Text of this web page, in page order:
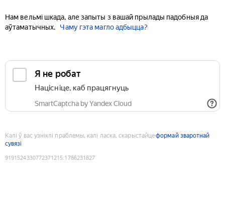
Нам вельмі шкада, але запыты з вашай прылады падобныя да
аўтаматычных.
Чаму гэта магло адбыцца?
Я не робат
Націсніце, каб працягнуць
SmartCaptcha by Yandex Cloud
Калі ў вас узніклі праблемы, калі ласка, скарыстайцеформай зваротнай
сувязі
9191524330772371215:1786231827